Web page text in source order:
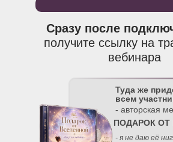
ПОДАРОК ОТ
Туда же
всем
- авторская
- я не даю её
Сразу после
получите ссылку на
вебинара